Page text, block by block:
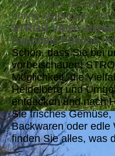
ohne Frust, bei Stroh
online Marktplatz mit
STROH VIEH®
regionale Frische
Schön, dass Sie bei
vorbeischauen!
Möglichkeit, die
Heidelberg und
entdecken und nach
Sie frisches
Backwaren oder edle
finden Sie alles, was